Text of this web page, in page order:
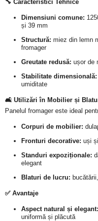
🔧 Caracteristici Tehnice
Dimensiuni comune:
și 39 mm
Structură: miez din lemn
fromager
Greutate redusă: ușor de
Stabilitate dimensională:
umiditate
🛋️ Utilizări în Mobilier și
Panelul fromager este ideal
Corpuri de mobilier:
Fronturi decorative: uși
Standuri expoziționale:
elegant
Blaturi de lucru:
✅ Avantaje
Aspect natural și elegant:
uniformă și plăcută